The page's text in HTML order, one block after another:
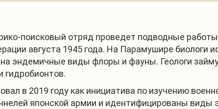
поисковый отряд проведет подводные
августа 1945 года. На Парамушире биологи
эндемичные виды флоры и фауны. Геологи
гидробионтов.
в 2019 году как инициатива по изучению
японской армии и идентифицированы виды